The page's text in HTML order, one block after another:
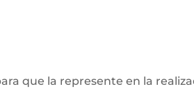
que la represente en la